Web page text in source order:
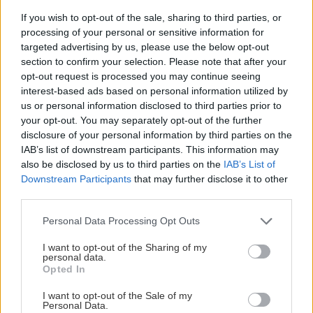
If you wish to opt-out of the sale, sharing to third parties, or
processing of your personal or sensitive information for
targeted advertising by us, please use the below opt-out
section to confirm your selection. Please note that after your
opt-out request is processed you may continue seeing
interest-based ads based on personal information utilized by
us or personal information disclosed to third parties prior to
your opt-out. You may separately opt-out of the further
disclosure of your personal information by third parties on the
IAB’s list of downstream participants. This information may
also be disclosed by us to third parties on the IAB’s List of
Downstream Participants that may further disclose it to other
Please note that this website/app uses one or more Google
not limited to your visit or usage behaviour. You may click to
grant or deny consent to Google and its third-party tags to
use your data for below specified purposes in below Google
consent section.
Personal Data Processing Opt Outs
I want to opt-out of the Sharing of my
personal data.
Opted In
I want to opt-out of the Sale of my
Personal Data.
drevené vlákna, vylamovali by sa z povrchu
triesky a povrch by bol nerovný;
• ak chceme uberať z dreva viac ako 3 mm,
mali by sme hrúbku úberu postupne
zmenšovať. Posledným úberom už len
presnejšie vyrovnáme nežiaduce nerovnosti;
• ak hobľujeme užším hoblíkom širšiu dosku,
postupujeme v pásoch, ktoré sa navzájom
prekrývajú o niekoľko milimetrov. Pri hobľovaní
iným spôsobom by nože zanechávali v dreve
stopy, ktoré by sme veľmi ťažko a prácne
odstraňovali.
Čítajte časopis ZÁHRADA rok